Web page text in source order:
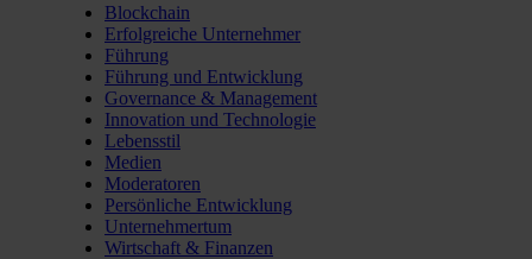
Blockchain
Erfolgreiche Unternehmer
Führung
Führung und Entwicklung
Governance & Management
Innovation und Technologie
Lebensstil
Medien
Moderatoren
Persönliche Entwicklung
Unternehmertum
Wirtschaft & Finanzen